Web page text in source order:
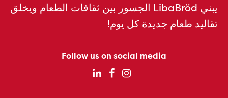
يبني LibaBröd الجسور بين ثقافات الطعام ويخلق
تقاليد طعام جديدة كل يوم!
Follow us on social media